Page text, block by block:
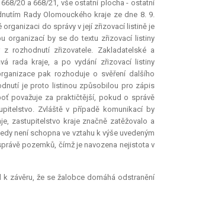
20 a 668/21, vše ostatní plocha - ostatní
Rady Olomouckého kraje ze dne 8. 9.
organizaci do správy v její zřizovací listině je
organizací by se do textu zřizovací listiny
rozhodnutí zřizovatele. Zakladatelské a
rada kraje, a po vydání zřizovací listiny
pak rozhoduje o svěření dalšího
je proto listinou způsobilou pro zápis
považuje za praktičtější, pokud o správě
Zvláště v případě komunikací by
zastupitelstvo kraje značně zatěžovalo a
není schopna ve vztahu k výše uvedeným
pozemků, čímž je navozena nejistota v
závěru, že se žalobce domáhá odstranění